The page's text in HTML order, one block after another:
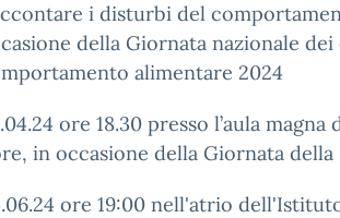
i disturbi del
della Giornata nazionale
alimentare 2024
ore 18.30 presso l’aula
in occasione della Giornata della
ore 19:00 nell'atrio